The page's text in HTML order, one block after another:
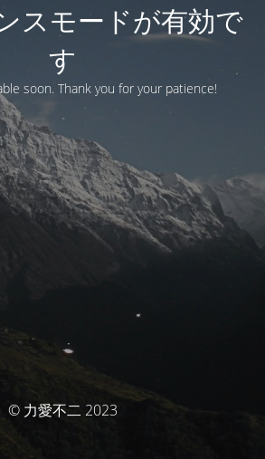
スモードが有効で
す
soon. Thank you for your patience!
© 力愛不二 2023